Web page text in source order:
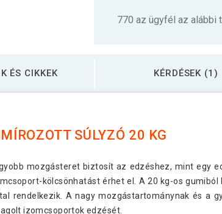
Gorilla Sports
Gorilla Sports
Gorilla Sports
770 az ügyfél az alábbi
ÉS CIKKEK KÉRDÉSEK (1)
SÚLYZÓ 20 KG
mozgásteret biztosít az edzéshez, mint egy
kölcsönhatást érhet el. A 20 kg-os
rendelkezik. A nagy mozgástartománynak és a
izomcsoportok edzését.